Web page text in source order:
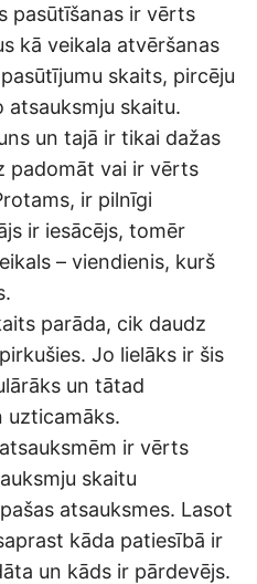
pasūtīšanas ir vērts
kā veikala atvēršanas
skaits, pircēju
atsauksmju skaitu.
un tajā ir tikai dažas
padomāt vai ir vērts
ir pilnīgi
ir iesācējs, tomēr
– viendienis, kurš
parāda, cik daudz
Jo lielāks ir šis
un tātad
uzticamāks.
ir vērts
skaitu
atsauksmes. Lasot
kāda patiesībā ir
un kāds ir pārdevējs.